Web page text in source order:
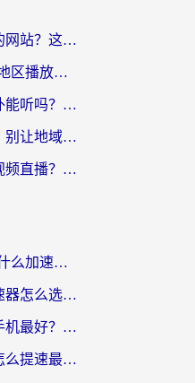
在国外不能访问国内的网站？这篇攻略帮你无缝连接家乡资源
芒果TV不支持本国家地区播放该怎么解决？海外党追剧看片的终极指南
网易云开通黑胶在国外能听吗？海外党亲测有效的回国听音乐方案
国外如何听喜马拉雅？别让地域限制，断了你的中文声音陪伴
在国外如何看爱奇艺视频直播？海外党亲测有效的回国加速器指南
国外打使命召唤OL用什么加速器最好？海外玩家国服畅玩全攻略（附小众游戏加速技巧）
加拿大打地铁跑酷加速器怎么选？2026海外玩家实测指南（附王国纪元保卫萝卜3加速技巧）
玩率土之滨用苹果几手机最好？海外党必看的国服游戏加速+设备选择指南
英国打欢乐麻将全集怎么提速最快？海外党亲测有效的国服游戏加速指南